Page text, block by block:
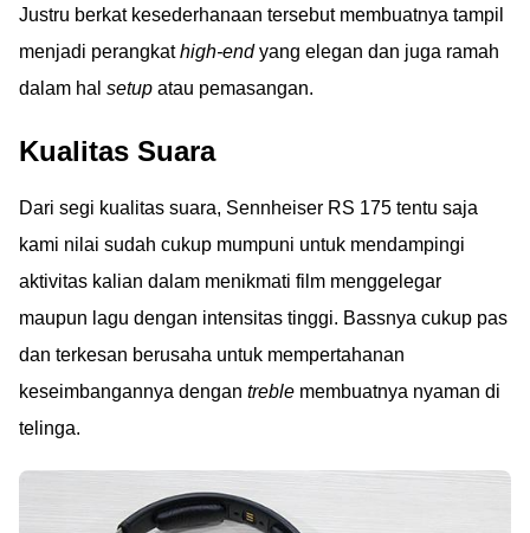
Justru berkat kesederhanaan tersebut membuatnya tampil
menjadi perangkathigh-endyang elegan dan juga ramah
dalam hal setup atau pemasangan.
Kualitas Suara
Dari segi kualitas suara, Sennheiser RS 175 tentu saja
kami nilai sudah cukup mumpuni untuk mendampingi
aktivitas kalian dalam menikmati film menggelegar
maupun lagu dengan intensitas tinggi. Bassnya cukup pas
dan terkesan berusaha untuk mempertahanan
keseimbangannya dengan treble membuatnya nyaman di
telinga.